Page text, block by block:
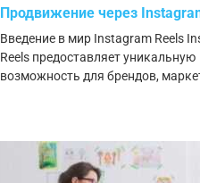
Продвижение через
Введение в мир Instagram Reels
Reels предоставляет уникальную
возможность для брендов,